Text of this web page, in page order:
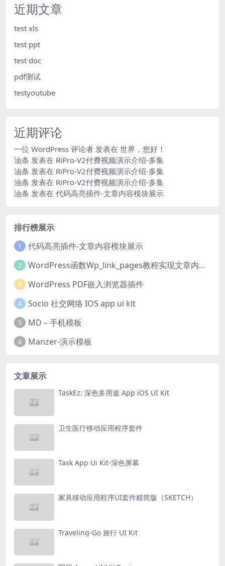
近期文章
test xls
test ppt
test doc
pdf测试
testyoutube
近期评论
一位 WordPress 评论者 发表在 世界，您好！
油条 发表在 RiPro-V2付费视频演示介绍-多集
油条 发表在 RiPro-V2付费视频演示介绍-多集
油条 发表在 RiPro-V2付费视频演示介绍-多集
油条 发表在 代码高亮插件-文章内容模块展示
排行榜展示
1 代码高亮插件-文章内容模块展示
2 WordPress函数Wp_link_pages教程实现文章内容分页
3 WordPress PDF嵌入浏览器插件
4 Socio 社交网络 IOS app ui kit
5 MD – 手机模板
6 Manzer-演示模板
文章展示
TaskEz: 深色多用途 App iOS UI Kit
卫生医疗移动应用程序套件
Task App Ui Kit-深色屏幕
家具移动应用程序UI套件精简版（SKETCH）
Traveling-Go 旅行 UI Kit